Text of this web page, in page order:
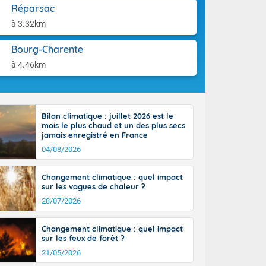
Réparsac
à 3.32km
Bourg-Charente
à 4.46km
jusque
la Corse.
Pyrénées,
marge de
de la
En soirée,
sur
sur le
hors côtes
38 ou 39
Bilan climatique : juillet 2026 est le
mois le plus chaud et un des plus secs
jamais enregistré en France
04/08/2026
Changement climatique : quel impact
sur les vagues de chaleur ?
28/07/2026
Changement climatique : quel impact
sur les feux de forêt ?
21/05/2026